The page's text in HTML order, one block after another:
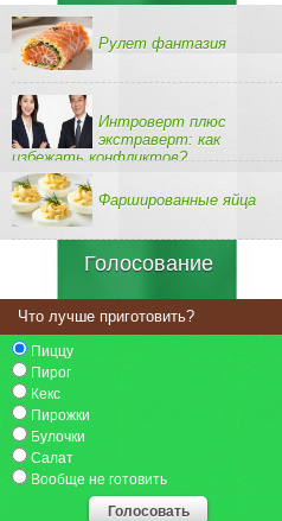
Рулет фантазия
Интроверт плюс
экстраверт: как
избежать конфликтов?
Фаршированные яйца
Голосование
Что лучше приготовить?
Пиццу
Пирог
Кекс
Пирожки
Булочки
Салат
Вообще не готовить
Голосовать